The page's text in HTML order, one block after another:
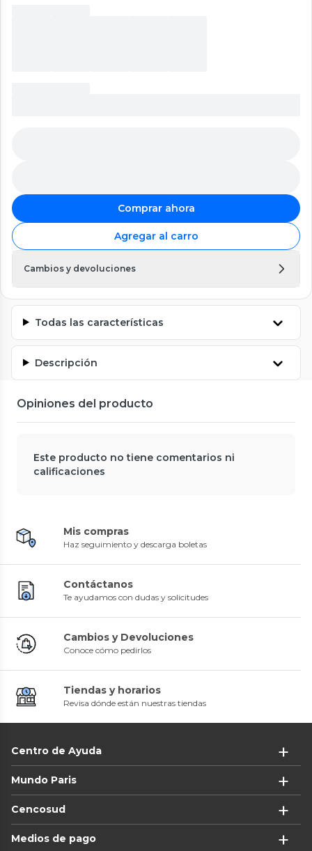
Comprar ahora
Agregar al carro
Cambios y devoluciones
Todas las características
Descripción
Opiniones del producto
Este producto no tiene comentarios ni
calificaciones
Mis compras
Haz seguimiento y descarga boletas
Contáctanos
Te ayudamos con dudas y solicitudes
Cambios y Devoluciones
Conoce cómo pedirlos
Tiendas y horarios
Revisa dónde están nuestras tiendas
Centro de Ayuda
Mundo Paris
Cencosud
Medios de pago